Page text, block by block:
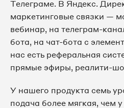
Телеграме. В Яндекс.
маркетинговые связки —
вебинар, на телеграм-
бота, на чат-бота с
нас есть реферальная
прямые эфиры, реалити-
У нашего продукта семь
подача более мягкая, чем